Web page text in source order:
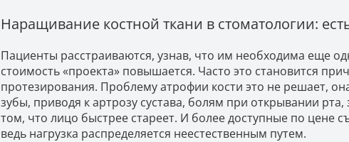
Наращивание костной ткани в стоматологии:
Пациенты расстраиваются, узнав, что им необходима еще
стоимость «проекта» повышается. Часто это становится
протезирования. Проблему атрофии кости это не решает,
зубы, приводя к артрозу сустава, болям при открывании
том, что лицо быстрее стареет. И более доступные по цене
ведь нагрузка распределяется неестественным путем.